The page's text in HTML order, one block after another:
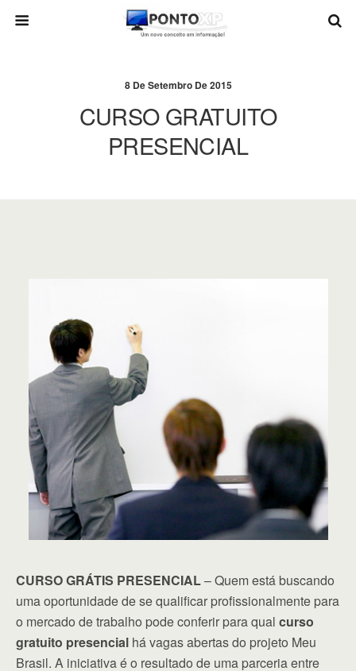
8 De Setembro De 2015
CURSO GRATUITO
PRESENCIAL
CURSO GRÁTIS PRESENCIAL– Quem está buscando
uma oportunidade de se qualificar profissionalmente para
o mercado de trabalho pode conferir para qual curso
gratuito presencial há vagas abertas do projeto Meu
Brasil. A iniciativa é o resultado de uma parceria entre